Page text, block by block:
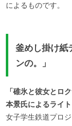
によるものです。
釜めし掛け紙
ンの。」
「碓氷と彼女とロ
本景氏によるライ
女子学生鉄道プロ